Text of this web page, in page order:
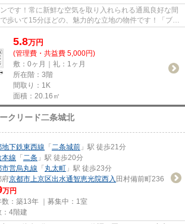
です！常に新鮮な空気を取り入れられる通風良好な間
歩いて15分ほどの、魅力的な立地の物件です！「ブリ
5.8万円
(管理費・共益費 5,000円)
敷：0ヶ月｜礼：1ヶ月
所在階：3階
間取り：1K
面積：20.16㎡
クリード二条城北
地下鉄東西線 「 二条城前 」駅 徒歩21分
本線 「 二条 」駅 徒歩20分
市営烏丸線 「 丸太町 」駅 徒歩23分
府京都市上京区出水通智恵光院西入 田村備前町236
万円
：築13年 ｜募集中： 1室
：4階建